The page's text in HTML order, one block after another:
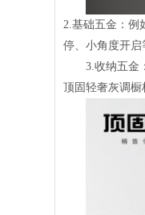
2.基础五金：例
停、小角度开
3.收纳五金
顶固轻奢灰调